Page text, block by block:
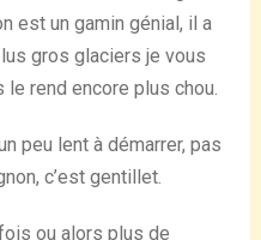
est un gamin génial, il a
gros glaciers je vous
rend encore plus chou.
peu lent à démarrer, pas
c’est gentillet.
ou alors plus de